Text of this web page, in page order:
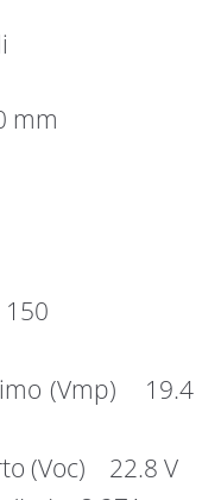
mm
(Vmp) 19.4
(Voc) 22.8 V